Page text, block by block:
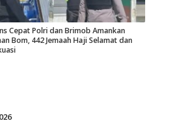
Cepat Polri dan Brimob Amankan
Bom, 442 Jemaah Haji Selamat dan